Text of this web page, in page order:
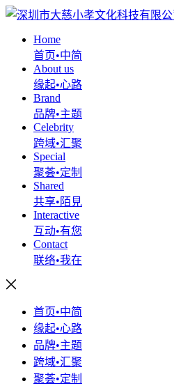
Home
首页•中简
About us
缘起•心路
Brand
品牌•主题
Celebrity
跨域•汇聚
Special
聚荟•定制
Shared
共享•陌見
Interactive
互动•有您
Contact
联络•我在
首页•中简
缘起•心路
品牌•主题
跨域•汇聚
聚荟•定制